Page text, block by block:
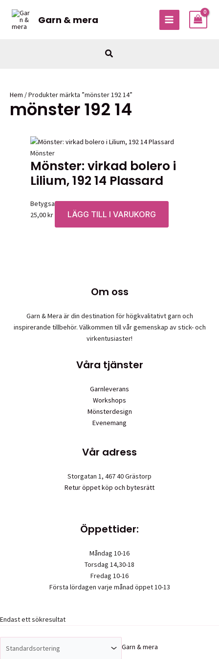
innehåll
Garn & mera
MAIN
Sök
Hem / Produkter märkta ”mönster 192 14”
mönster 192 14
Endast ett sökresultat
Mönster
Mönster: virkad bolero i
Lilium, 192 14 Plassard
Betygsatt0av 5
25,00kr LÄGG TILL I VARUKORG
Om oss
Garn & Mera är din destination för högkvalitativt garn och
inspirerande tillbehör. Välkommen till vår gemenskap av stick- och
virkentusiaster!
Våra tjänster
Garnleverans
Workshops
Mönsterdesign
Evenemang
Vår adress
Storgatan 1, 467 40 Grästorp
Retur öppet köp och bytesrätt
Öppettider:
Måndag 10-16
Torsdag 14,30-18
Fredag 10-16
Första lördagen varje månad öppet 10-13
Upphovsrätt © 2026 Garn & mera